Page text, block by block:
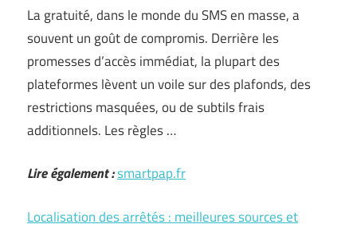
La gratuité, dans le monde du SMS en masse, a
souvent un goût de compromis. Derrière les
promesses d’accès immédiat, la plupart des
plateformes lèvent un voile sur des plafonds, des
restrictions masquées, ou de subtils frais
additionnels. Les règles …
Lire également :smartpap.fr
Localisation des arrêtés : meilleures sources et